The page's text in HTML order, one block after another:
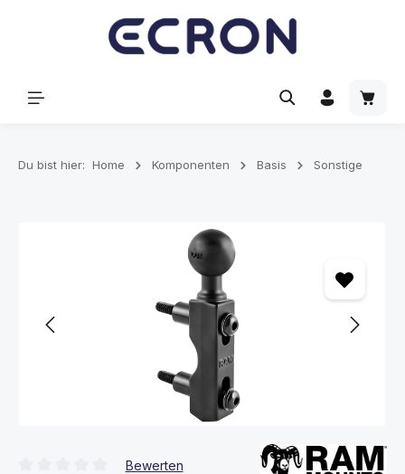
Du bist hier: Home Komponenten Basis Sonstige
Bewerten